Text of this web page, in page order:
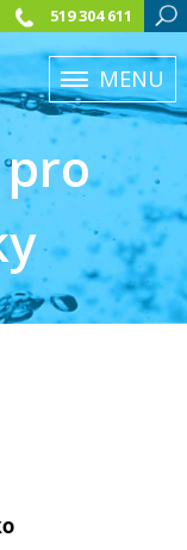
519 304 611
MENU